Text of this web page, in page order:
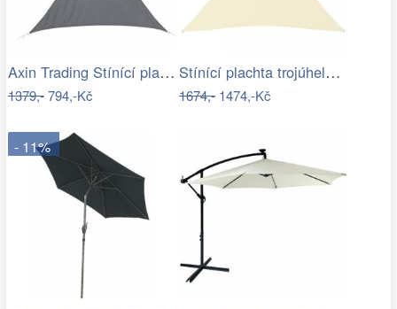
Axin Trading Stínící plachta…
1379,-794,-Kč
Stínící plachta trojúhelníková 5 x 5 x…
1674,-1474,-Kč
- 11%